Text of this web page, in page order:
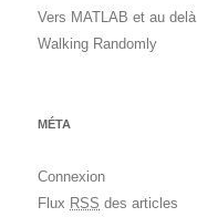
Vers MATLAB et au delà
Walking Randomly
MÉTA
Connexion
Flux RSS des articles